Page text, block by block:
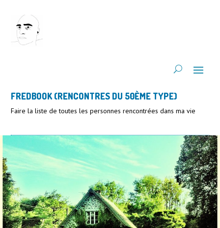
FREDBOOK (RENCONTRES DU 50ÈME TYPE)
Faire la liste de toutes les personnes rencontrées dans ma vie